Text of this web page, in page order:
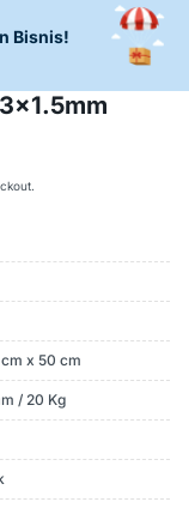
Bisnis!
x 50 cm
/ 20 Kg